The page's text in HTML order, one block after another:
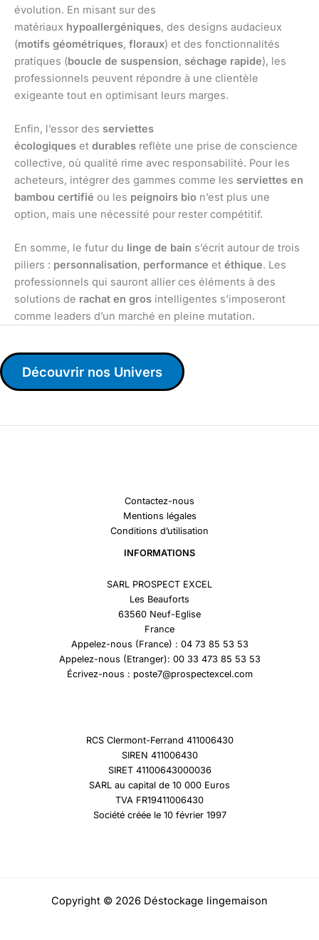
évolution. En misant sur des
matériaux hypoallergéniques, des designs audacieux
(motifs géométriques, floraux) et des fonctionnalités
pratiques (boucle de suspension, séchage rapide), les
professionnels peuvent répondre à une clientèle
exigeante tout en optimisant leurs marges.
Enfin, l’essor des serviettes
écologiques et durables reflète une prise de conscience
collective, où qualité rime avec responsabilité. Pour les
acheteurs, intégrer des gammes comme les serviettes en
bambou certifié ou les peignoirs bio n’est plus une
option, mais une nécessité pour rester compétitif.
En somme, le futur du linge de bain s’écrit autour de trois
piliers : personnalisation, performance et éthique. Les
professionnels qui sauront allier ces éléments à des
solutions de rachat en gros intelligentes s’imposeront
comme leaders d’un marché en pleine mutation.
Découvrir nos Univers
Contactez-nous
Mentions légales
Conditions d’utilisation
INFORMATIONS
SARL PROSPECT EXCEL
Les Beauforts
63560 Neuf-Eglise
France
Appelez-nous (France) : 04 73 85 53 53
Appelez-nous (Etranger): 00 33 473 85 53 53
Écrivez-nous : poste7@prospectexcel.com
RCS Clermont-Ferrand 411006430
SIREN 411006430
SIRET 41100643000036
SARL au capital de 10 000 Euros
TVA FR19411006430
Société créée le 10 février 1997
Copyright © 2026 Déstockage lingemaison